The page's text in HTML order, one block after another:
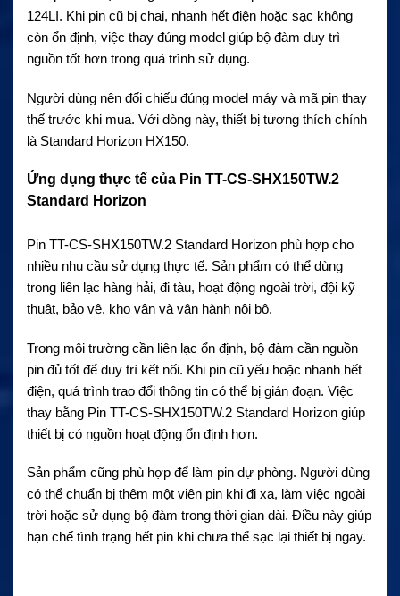
124LI. Khi pin cũ bị chai, nhanh hết điện hoặc sạc không
còn ổn định, việc thay đúng model giúp bộ đàm duy trì
nguồn tốt hơn trong quá trình sử dụng.
Người dùng nên đối chiếu đúng model máy và mã pin thay
thế trước khi mua. Với dòng này, thiết bị tương thích chính
là Standard Horizon HX150.
Ứng dụng thực tế của Pin TT-CS-SHX150TW.2
Standard Horizon
Pin TT-CS-SHX150TW.2 Standard Horizon phù hợp cho
nhiều nhu cầu sử dụng thực tế. Sản phẩm có thể dùng
trong liên lạc hàng hải, đi tàu, hoạt động ngoài trời, đội kỹ
thuật, bảo vệ, kho vận và vận hành nội bộ.
Trong môi trường cần liên lạc ổn định, bộ đàm cần nguồn
pin đủ tốt để duy trì kết nối. Khi pin cũ yếu hoặc nhanh hết
điện, quá trình trao đổi thông tin có thể bị gián đoạn. Việc
thay bằng Pin TT-CS-SHX150TW.2 Standard Horizon giúp
thiết bị có nguồn hoạt động ổn định hơn.
Sản phẩm cũng phù hợp để làm pin dự phòng. Người dùng
có thể chuẩn bị thêm một viên pin khi đi xa, làm việc ngoài
trời hoặc sử dụng bộ đàm trong thời gian dài. Điều này giúp
hạn chế tình trạng hết pin khi chưa thể sạc lại thiết bị ngay.